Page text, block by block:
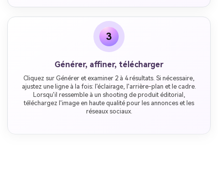
3
Générer, affiner, télécharger
Cliquez sur Générer et examiner 2 à 4 résultats. Si nécessaire,
ajustez une ligne à la fois: l'éclairage, l'arrière-plan et le cadre.
Lorsqu'il ressemble à un shooting de produit éditorial,
téléchargez l'image en haute qualité pour les annonces et les
réseaux sociaux.